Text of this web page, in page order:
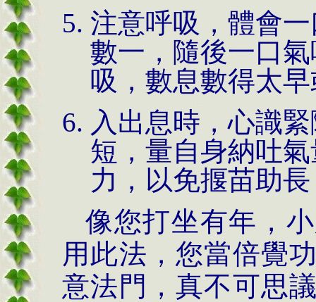
注意呼吸，體會
數一，隨後一口
吸，數息數得太
入出息時，心識
短，量自身納吐
力，以免揠苗助
像您打坐有年，
用此法，您當倍覺
意法門，真不可思